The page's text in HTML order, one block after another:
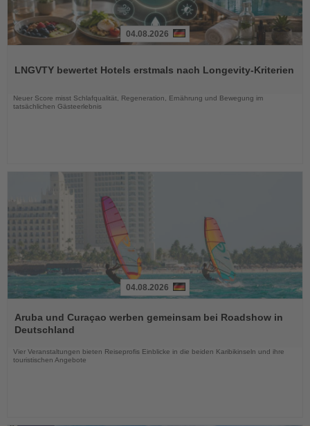
die
04.08.2026
LNGVTY bewertet Hotels erstmals nach Longevity-Kriterien
Neuer Score misst Schlafqualität, Regeneration, Ernährung und Bewegung im
tatsächlichen Gästeerlebnis
Sie
die
04.08.2026
Aruba und Curaçao werben gemeinsam bei Roadshow in
Deutschland
Vier Veranstaltungen bieten Reiseprofis Einblicke in die beiden Karibikinseln und ihre
touristischen Angebote